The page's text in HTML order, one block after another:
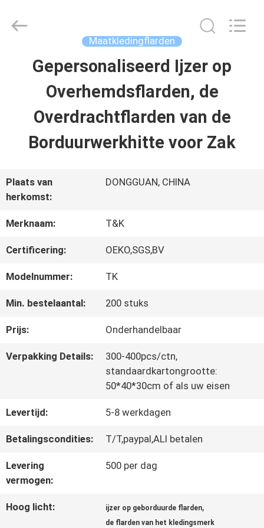
THUIS
PRODUCTEN
OVER
ONS
FABRIEKSREIS
CONTACTEER
ONS
ALLE
GEVALLEN
VR
SHOW
Accessories
Co.,Ltd.
Maatkledingflarden
Gepersonaliseerd Ijzer op
Overhemdsflarden, de
Overdrachtflarden van de
Borduurwerkhitte voor Zak
Plaats van
herkomst:
DONGGUAN, CHINA
Merknaam: T&K
Certificering: OEKO,SGS,BV
Modelnummer: TK
Min. bestelaantal: 200 stuks
Prijs: Onderhandelbaar
Verpakking Details:
300-400pcs/ctn,
standaardkartongrootte:
50*40*30cm of als uw eisen
Levertijd: 5-8 werkdagen
Betalingscondities: T/T,paypal,ALI betalen
Levering
vermogen:
500 per dag
Hoog licht: ijzer op geborduurde flarden,
de flarden van het kledingsmerk